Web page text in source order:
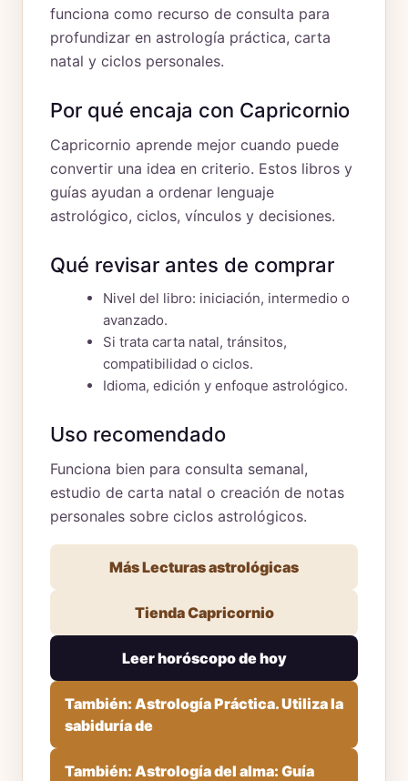
funciona como recurso de consulta para
profundizar en astrología práctica, carta
natal y ciclos personales.
Por qué encaja con Capricornio
Capricornio aprende mejor cuando puede
convertir una idea en criterio. Estos libros y
guías ayudan a ordenar lenguaje
astrológico, ciclos, vínculos y decisiones.
Qué revisar antes de comprar
Nivel del libro: iniciación, intermedio o
avanzado.
Si trata carta natal, tránsitos,
compatibilidad o ciclos.
Idioma, edición y enfoque astrológico.
Uso recomendado
Funciona bien para consulta semanal,
estudio de carta natal o creación de notas
personales sobre ciclos astrológicos.
Más Lecturas astrológicas
Tienda Capricornio
Leer horóscopo de hoy
También: Astrología Práctica. Utiliza la
sabiduría de
También: Astrología del alma: Guía